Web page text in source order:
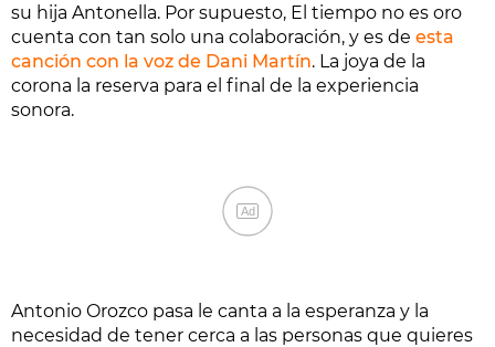
su hija Antonella. Por supuesto, El tiempo no es oro
cuenta con tan solo una colaboración, y es de esta
canción con la voz de Dani Martín. La joya de la
corona la reserva para el final de la experiencia
sonora.
Ad
Antonio Orozco pasa le canta a la esperanza y la
necesidad de tener cerca a las personas que quieres